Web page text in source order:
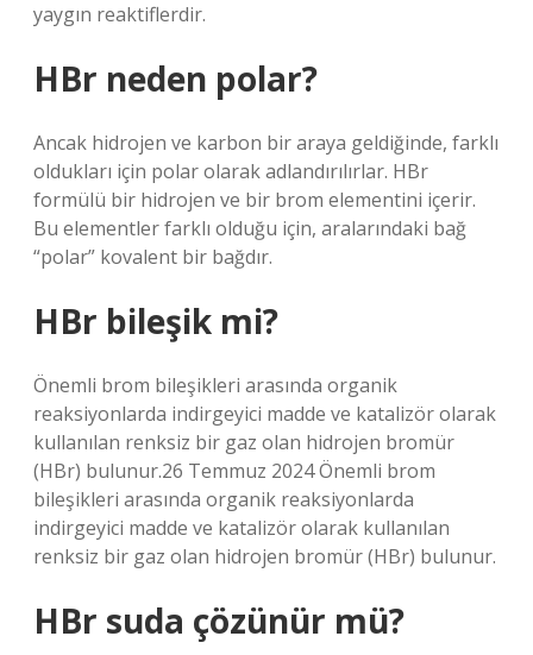
yaygın reaktiflerdir.
HBr neden polar?
Ancak hidrojen ve karbon bir araya geldiğinde, farklı
oldukları için polar olarak adlandırılırlar. HBr
formülü bir hidrojen ve bir brom elementini içerir.
Bu elementler farklı olduğu için, aralarındaki bağ
“polar” kovalent bir bağdır.
HBr bileşik mi?
Önemli brom bileşikleri arasında organik
reaksiyonlarda indirgeyici madde ve katalizör olarak
kullanılan renksiz bir gaz olan hidrojen bromür
(HBr) bulunur.26 Temmuz 2024 Önemli brom
bileşikleri arasında organik reaksiyonlarda
indirgeyici madde ve katalizör olarak kullanılan
renksiz bir gaz olan hidrojen bromür (HBr) bulunur.
HBr suda çözünür mü?